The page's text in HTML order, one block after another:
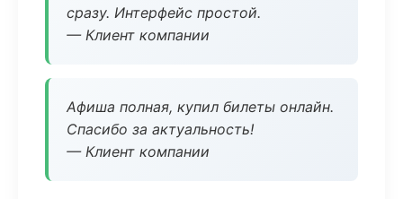
сразу. Интерфейс простой.
— Клиент компании
Афиша полная, купил билеты онлайн.
Спасибо за актуальность!
— Клиент компании